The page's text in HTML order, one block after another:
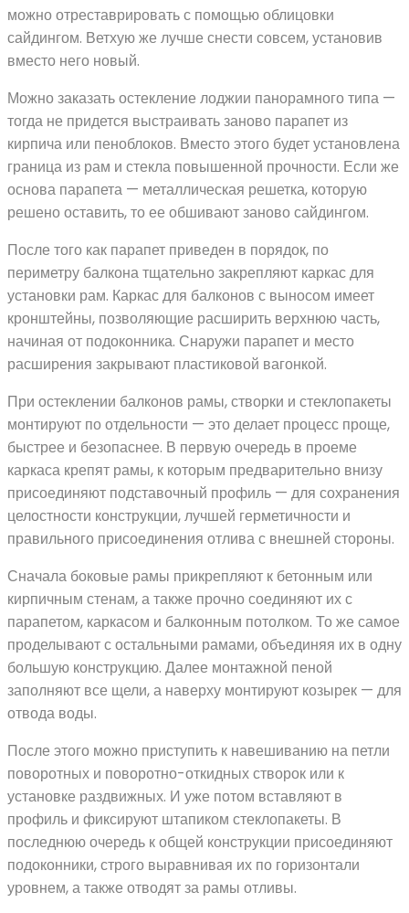
можно отреставрировать с помощью облицовки
сайдингом. Ветхую же лучше снести совсем, установив
вместо него новый.
Можно заказать остекление лоджии панорамного типа —
тогда не придется выстраивать заново парапет из
кирпича или пеноблоков. Вместо этого будет установлена
граница из рам и стекла повышенной прочности. Если же
основа парапета — металлическая решетка, которую
решено оставить, то ее обшивают заново сайдингом.
После того как парапет приведен в порядок, по
периметру балкона тщательно закрепляют каркас для
установки рам. Каркас для балконов с выносом имеет
кронштейны, позволяющие расширить верхнюю часть,
начиная от подоконника. Снаружи парапет и место
расширения закрывают пластиковой вагонкой.
При остеклении балконов рамы, створки и стеклопакеты
монтируют по отдельности — это делает процесс проще,
быстрее и безопаснее. В первую очередь в проеме
каркаса крепят рамы, к которым предварительно внизу
присоединяют подставочный профиль — для сохранения
целостности конструкции, лучшей герметичности и
правильного присоединения отлива с внешней стороны.
Сначала боковые рамы прикрепляют к бетонным или
кирпичным стенам, а также прочно соединяют их с
парапетом, каркасом и балконным потолком. То же самое
проделывают с остальными рамами, объединяя их в одну
большую конструкцию. Далее монтажной пеной
заполняют все щели, а наверху монтируют козырек — для
отвода воды.
После этого можно приступить к навешиванию на петли
поворотных и поворотно-откидных створок или к
установке раздвижных. И уже потом вставляют в
профиль и фиксируют штапиком стеклопакеты. В
последнюю очередь к общей конструкции присоединяют
подоконники, строго выравнивая их по горизонтали
уровнем, а также отводят за рамы отливы.